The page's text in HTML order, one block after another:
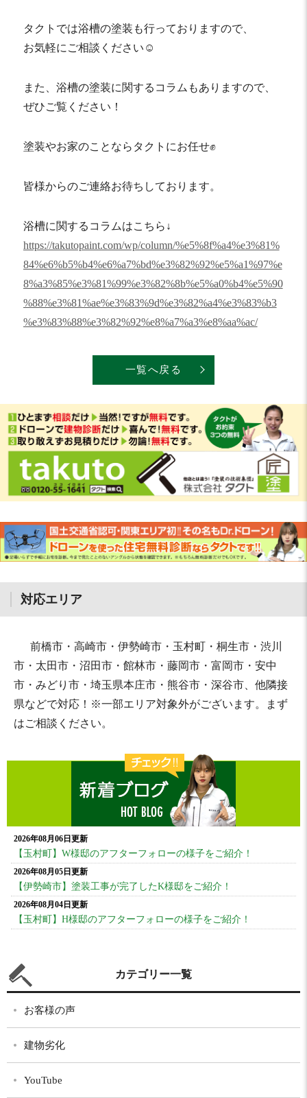
タクトでは浴槽の塗装も行っておりますので、
お気軽にご相談ください☺️
また、浴槽の塗装に関するコラムもありますので、
ぜひご覧ください！
塗装やお家のことならタクトにお任せ✊
皆様からのご連絡お待ちしております。
浴槽に関するコラムはこちら↓
https://takutopaint.com/wp/column/%e5%8f%a4%e3%81%
84%e6%b5%b4%e6%a7%bd%e3%82%92%e5%a1%97%e
8%a3%85%e3%81%99%e3%82%8b%e5%a0%b4%e5%90
%88%e3%81%ae%e3%83%9d%e3%82%a4%e3%83%b3
%e3%83%88%e3%82%92%e8%a7%a3%e8%aa%ac/
一覧へ戻る
対応エリア
前橋市・高崎市・伊勢崎市・玉村町・桐生市・渋川
市・太田市・沼田市・館林市・藤岡市・富岡市・安中
市・みどり市・埼玉県本庄市・熊谷市・深谷市、他隣接
県などで対応！※一部エリア対象外がございます。まず
はご相談ください。
2026年08月06日更新
【玉村町】W様邸のアフターフォローの様子をご紹介！
2026年08月05日更新
【伊勢崎市】塗装工事が完了したK様邸をご紹介！
2026年08月04日更新
【玉村町】H様邸のアフターフォローの様子をご紹介！
カテゴリー一覧
お客様の声
建物劣化
YouTube